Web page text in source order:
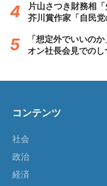
片山さつき財務相
芥川賞作家「自民党
「想定外でいいの
オン社長会見での
コンテンツ
社会
政治
経済